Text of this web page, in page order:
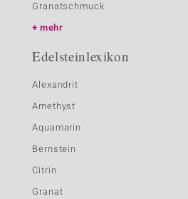
Granatschmuck
mehr
Edelsteinlexikon
Alexandrit
Amethyst
Aquamarin
Bernstein
Citrin
Granat